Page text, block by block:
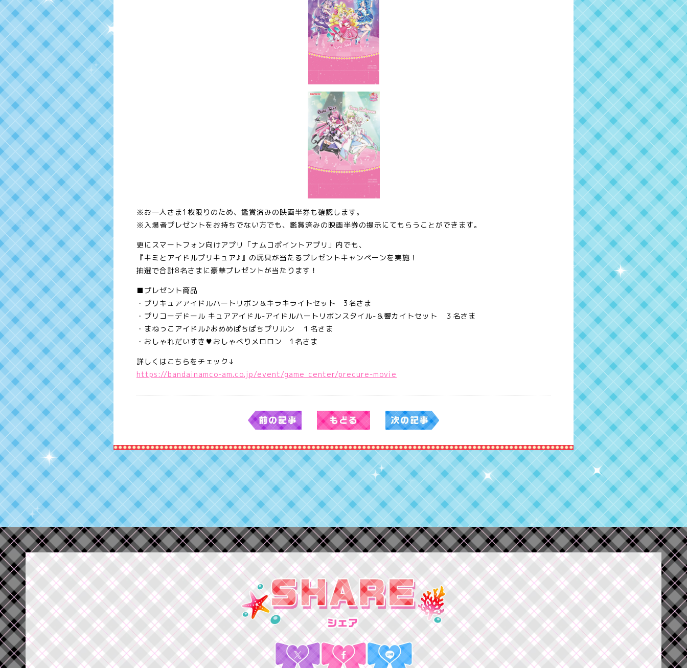
※お一人さま1枚限りのため、鑑賞済みの映画半券も確認します。
※入場者プレゼントをお持ちでない方でも、鑑賞済みの映画半券の提示にてもらうことができます。
更にスマートフォン向けアプリ「ナムコポイントアプリ」内でも、
『キミとアイドルプリキュア♪』の玩具が当たるプレゼントキャンペーンを実施！
抽選で合計8名さまに豪華プレゼントが当たります！
■プレゼント商品
・プリキュアアイドルハートリボン＆キラキライトセット 3名さま
・プリコーデドール キュアアイドル-アイドルハートリボンスタイル-＆響カイトセット ３名さま
・まねっこアイドル♪おめめぱちぱちプリルン １名さま
・おしゃれだいすき♥おしゃべりメロロン 1名さま
詳しくはこちらをチェック↓
https://bandainamco-am.co.jp/event/game_center/precure-movie